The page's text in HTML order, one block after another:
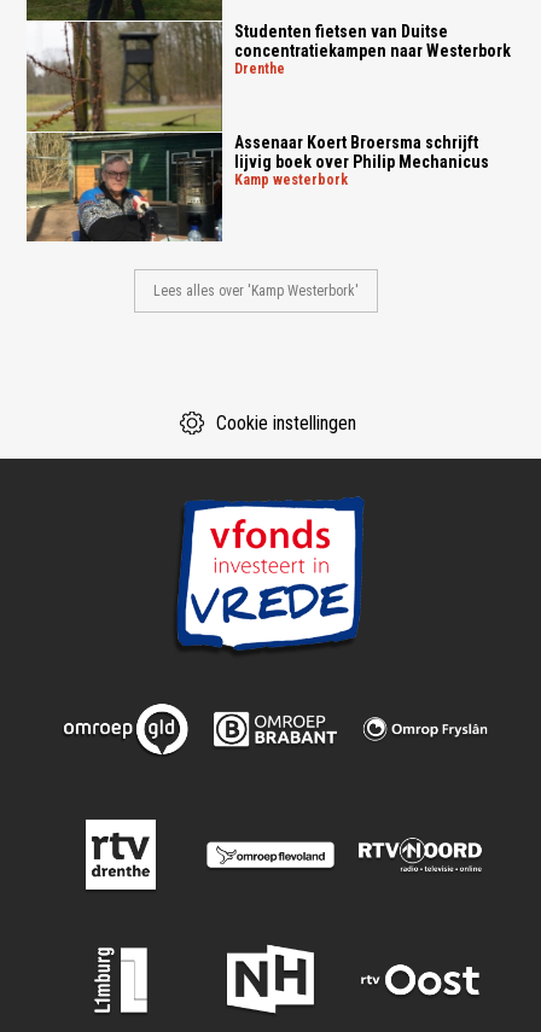
Studenten fietsen van Duitse
concentratiekampen naar Westerbork
drenthe
Assenaar Koert Broersma schrijft
lijvig boek over Philip Mechanicus
kamp westerbork
Lees alles over 'Kamp Westerbork'
Cookie instellingen